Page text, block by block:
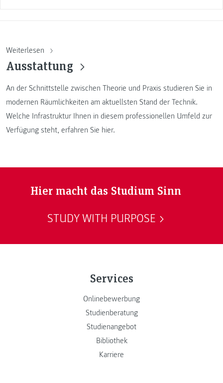
Weiterlesen
Ausstattung
An der Schnittstelle zwischen Theorie und Praxis studieren Sie in
modernen Räumlichkeiten am aktuellsten Stand der Technik.
Welche Infrastruktur Ihnen in diesem professionellen Umfeld zur
Verfügung steht, erfahren Sie hier.
Hier macht das Studium Sinn
STUDY WITH PURPOSE
Services
Onlinebewerbung
Studienberatung
Studienangebot
Bibliothek
Karriere